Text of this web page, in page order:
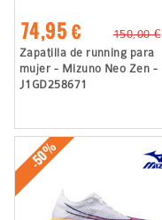
74,95 €
150,00 €
Zapatilla de running para
mujer - Mizuno Neo Zen -
J1GD258671
-50%